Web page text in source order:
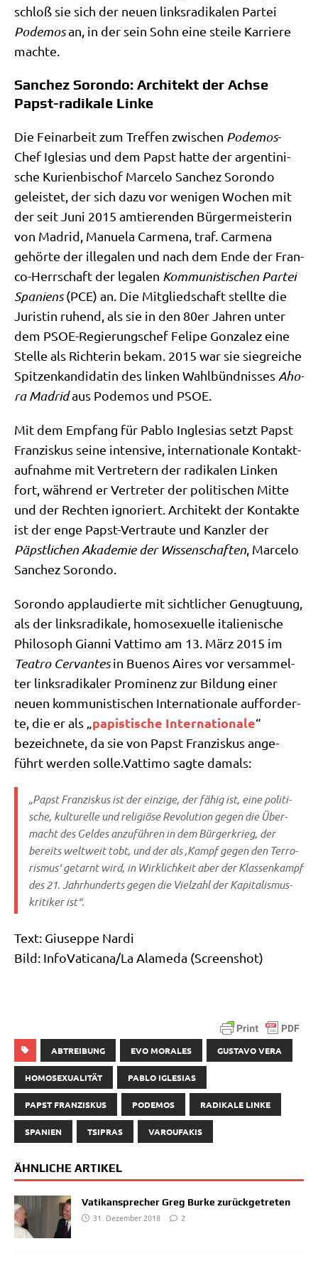
schloß sie sich der neu­en links­ra­di­ka­len Par­tei
Pode­mosan, in der sein Sohn eine stei­le Kar­rie­re
machte.
Sanchez Sorondo: Architekt der Achse
Papst-radikale Linke
Die Fein­ar­beit zum Tref­fen zwi­schen Pode­mos-
Chef Igle­si­as und dem Papst hat­te der argen­ti­ni­
sche Kuri­en­bi­schof Mar­ce­lo Sanchez Sor­on­do
gelei­stet, der sich dazu vor weni­gen Wochen mit
der seit Juni 2015 amtie­ren­den Bür­ger­mei­ste­rin
von Madrid, Manue­la Car­me­na, traf. Car­me­na
gehör­te der ille­ga­len und nach dem Ende der Fran­
co-Herr­schaft der lega­len Kom­mu­ni­sti­schen Par­tei
Spa­ni­ens(PCE) an. Die Mit­glied­schaft stell­te die
Juri­stin ruhend, als sie in den 80er Jah­ren unter
dem PSOE-Regie­rungs­chef Feli­pe Gon­za­lez eine
Stel­le als Rich­te­rin bekam. 2015 war sie sieg­rei­che
Spit­zen­kan­di­da­tin des lin­ken Wahl­bünd­nis­ses Aho­
ra Madridaus Pode­mos und PSOE.
Mit dem Emp­fang für Pablo Ing­le­si­as setzt Papst
Fran­zis­kus sei­ne inten­si­ve, inter­na­tio­na­le Kon­takt­
auf­nah­me mit Ver­tre­tern der radi­ka­len Lin­ken
fort, wäh­rend er Ver­tre­ter der poli­ti­schen Mit­te
und der Rech­ten igno­riert. Archi­tekt der Kon­tak­te
ist der enge Papst-Ver­trau­te und Kanz­ler der
Päpst­li­chen Aka­de­mie der Wis­sen­schaf­ten , Mar­ce­lo
Sanchez Sorondo.
Sor­on­do applau­dier­te mit sicht­li­cher Genug­tu­ung,
als der links­ra­di­ka­le, homo­se­xu­el­le ita­lie­ni­sche
Phi­lo­soph Gian­ni Vat­ti­mo am 13. März 2015 im
Teat­ro Cer­van­tesin Bue­nos Aires vor ver­sam­mel­
ter links­ra­di­ka­ler Pro­mi­nenz zur Bil­dung einer
neu­en kom­mu­ni­sti­schen Inter­na­tio­na­le auf­for­der­
te, die er als „ papi­sti­sche Inter­na­tio­na­le“
bezeich­ne­te, da sie von Papst Fran­zis­kus ange­
führt wer­den solle.Vattimo sag­te damals:
„Papst Fran­zis­kus ist der ein­zi­ge, der fähig ist, eine poli­ti­
sche, kul­tu­rel­le und reli­giö­se Revo­lu­ti­on gegen die Über­
macht des Gel­des anzu­füh­ren in dem Bür­ger­krieg, der
bereits welt­weit tobt, und der als ‚Kampf gegen den Ter­ro­
ris­mus‘ getarnt wird, in Wirk­lich­keit aber der Klas­sen­kampf
des 21. Jahr­hun­derts gegen die Viel­zahl der Kapi­ta­lis­mus­
kri­ti­ker ist“.
Text: Giu­sep­pe Nardi
Bild: InfoVaticana/​La Ala­me­da (Screen­shot)
ABTREIBUNG EVO MORALES GUSTAVO VERA
HOMOSEXUALITÄT PABLO IGLESIAS
PAPST FRANZISKUS PODEMOS RADIKALE LINKE
SPANIEN TSIPRAS VAROUFAKIS
ÄHNLICHE ARTIKEL
Vatikansprecher Greg Burke zurückgetreten
31. Dezember 2018
2